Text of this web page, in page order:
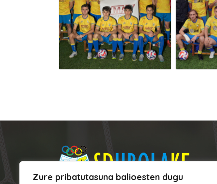
Zure pribatutasuna balioesten dugu